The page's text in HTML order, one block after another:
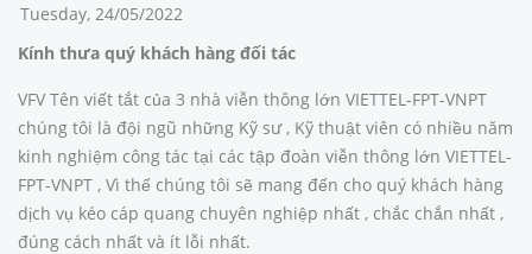
Tuesday, 24/05/2022
Kính thưa quý khách hàng đối tác
VFV Tên viết tắt của 3 nhà viễn thông lớn VIETTEL-FPT-VNPT
chúng tôi là đội ngũ những Kỹ sư , Kỹ thuật viên có nhiều năm
kinh nghiệm công tác tại các tập đoàn viễn thông lớn VIETTEL-
FPT-VNPT , Vì thế chúng tôi sẽ mang đến cho quý khách hàng
dịch vụ kéo cáp quang chuyên nghiệp nhất , chắc chắn nhất ,
đúng cách nhất và ít lỗi nhất.